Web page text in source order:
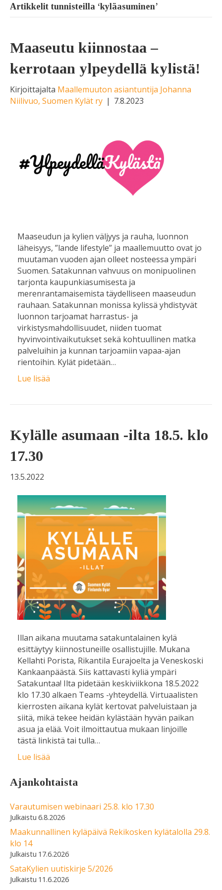
Artikkelit tunnisteilla ‘kyläasuminen’
Maaseutu kiinnostaa –
kerrotaan ylpeydellä kylistä!
Kirjoittajalta Maallemuuton asiantuntija Johanna
Niilivuo, Suomen Kylät ry | 7.8.2023
Maaseudun ja kylien väljyys ja rauha, luonnon
läheisyys, ”lande lifestyle” ja maallemuutto ovat jo
muutaman vuoden ajan olleet nosteessa ympäri
Suomen. Satakunnan vahvuus on monipuolinen
tarjonta kaupunkiasumisesta ja
merenrantamaisemista täydelliseen maaseudun
rauhaan. Satakunnan monissa kylissä yhdistyvät
luonnon tarjoamat harrastus- ja
virkistysmahdollisuudet, niiden tuomat
hyvinvointivaikutukset sekä kohtuullinen matka
palveluihin ja kunnan tarjoamiin vapaa-ajan
rientoihin. Kylät pidetään…
Lue lisää
Kylälle asumaan -ilta 18.5. klo
17.30
13.5.2022
Illan aikana muutama satakuntalainen kylä
esittäytyy kiinnostuneille osallistujille. Mukana
Kellahti Porista, Rikantila Eurajoelta ja Veneskoski
Kankaanpäästä. Siis kattavasti kyliä ympäri
Satakuntaa! Ilta pidetään keskiviikkona 18.5.2022
klo 17.30 alkaen Teams -yhteydellä. Virtuaalisten
kierrosten aikana kylät kertovat palveluistaan ja
siitä, mikä tekee heidän kylästään hyvän paikan
asua ja elää. Voit ilmoittautua mukaan linjoille
tästä linkistä tai tulla…
Lue lisää
Ajankohtaista
Varautumisen webinaari 25.8. klo 17.30
6.8.2026
Maakunnallinen kyläpäivä Rekikosken kylätalolla 29.8.
klo 14
17.6.2026
SataKylien uutiskirje 5/2026
11.6.2026